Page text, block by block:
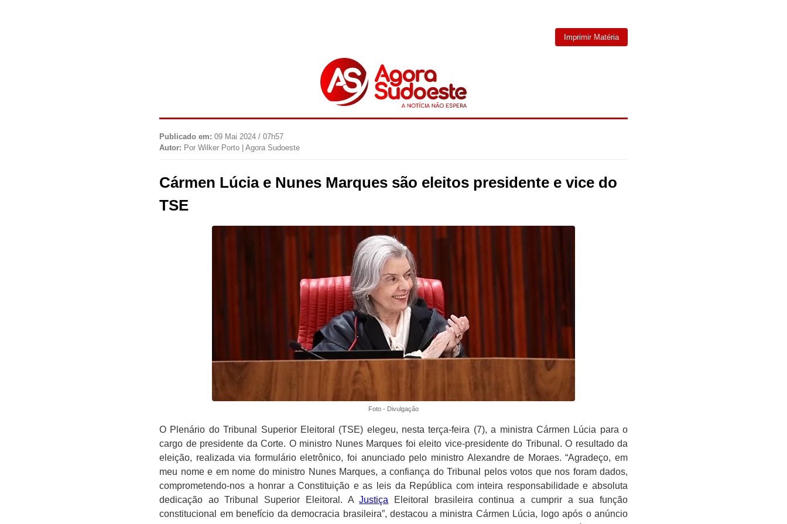
Imprimir Matéria
Publicado em: 09 Mai 2024 / 07h57
Autor: Por Wilker Porto | Agora Sudoeste
Cármen Lúcia e Nunes Marques são eleitos presidente e vice do
TSE
Foto - Divulgação
O Plenário do Tribunal Superior Eleitoral (TSE) elegeu, nesta terça-feira (7), a ministra Cármen Lúcia para o
cargo de presidente da Corte. O ministro Nunes Marques foi eleito vice-presidente do Tribunal. O resultado da
eleição, realizada via formulário eletrônico, foi anunciado pelo ministro Alexandre de Moraes. “Agradeço, em
meu nome e em nome do ministro Nunes Marques, a confiança do Tribunal pelos votos que nos foram dados,
comprometendo-nos a honrar a Constituição e as leis da República com inteira responsabilidade e absoluta
dedicação ao Tribunal Superior Eleitoral. AJustiça Eleitoral brasileira continua a cumprir a sua função
constitucional em benefício da democracia brasileira”, destacou a ministra Cármen Lúcia, logo após o anúncio